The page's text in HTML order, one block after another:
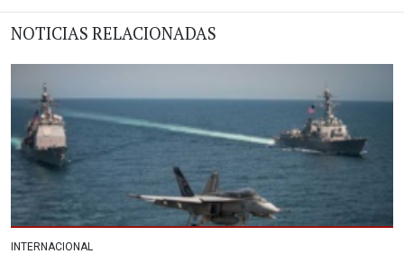
NOTICIAS RELACIONADAS
INTERNACIONAL